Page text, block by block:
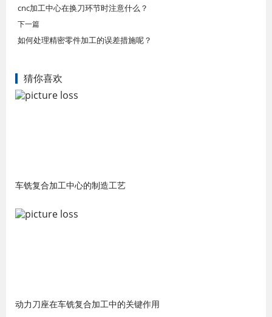
cnc加工中心在换刀环节时注意什么？
下一篇
如何处理精密零件加工的误差措施呢？
猜你喜欢
车铣复合加工中心的制造工艺
动力刀座在车铣复合加工中的关键作用